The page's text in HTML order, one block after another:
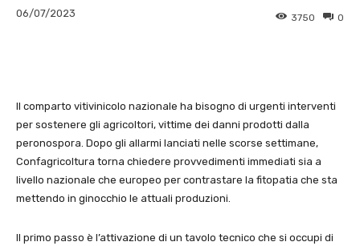
06/07/2023 0
3750
Il comparto vitivinicolo nazionale ha bisogno di urgenti interventi
per sostenere gli agricoltori, vittime dei danni prodotti dalla
peronospora. Dopo gli allarmi lanciati nelle scorse settimane,
Confagricoltura torna chiedere provvedimenti immediati sia a
livello nazionale che europeo per contrastare la fitopatia che sta
mettendo in ginocchio le attuali produzioni.
Il primo passo è l’attivazione di un tavolo tecnico che si occupi di